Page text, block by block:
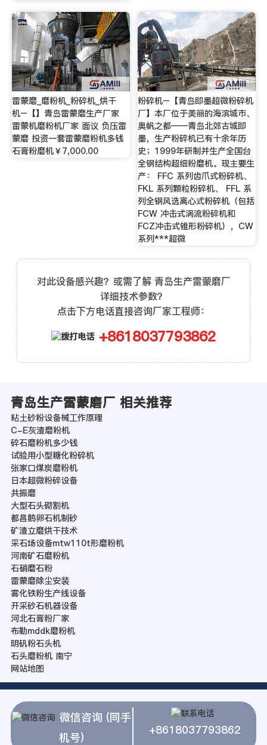
雷蒙磨_磨粉机_粉碎机_烘干
机–【】青岛雷蒙磨生产厂家
雷蒙机磨粉机厂家 面议 负压雷
蒙磨 投资一套雷蒙磨粉机多钱
石膏粉磨机￥7,000.00
粉碎机–【青岛即墨超微粉碎机
厂】本厂位于美丽的海滨城市、
奥帆之都——青岛北郊古城即
墨，生产粉碎机已有十余年历
史；1999年研制并生产全国台
全钢结构超细粉磨机。现主要生
产： FFC 系列齿爪式粉碎机、
FKL 系列颗粒粉碎机、 FFL 系
列全钢风选离心式粉碎机（包括
FCW 冲击式涡流粉碎机和
FCZ冲击式锥形粉碎机），CW
系列***超微
对此设备感兴趣？或需了解 青岛生产雷蒙磨厂
详细技术参数？
点击下方电话直接咨询厂家工程师：
+8618037793862
青岛生产雷蒙磨厂 相关推荐
粘土砂粉设备械工作原理
C-E灰渣磨粉机
碎石磨粉机多少钱
试验用小型糖化粉碎机
张家口煤炭磨粉机
日本超微粉碎设备
共振磨
大型石头砌割机
都昌鹅卵石机制砂
矿渣立磨烘干技术
采石场设备mtw110t形磨粉机
河南矿石磨粉机
石硝磨石粉
雷蒙磨除尘安装
雾化铁粉生产线设备
开采砂石机器设备
河北石膏粉厂家
布勒mddk磨粉机
明矾粉石头机
石头磨粉机 南宁
网站地图
微信咨询 (同手
机号)
+8618037793862